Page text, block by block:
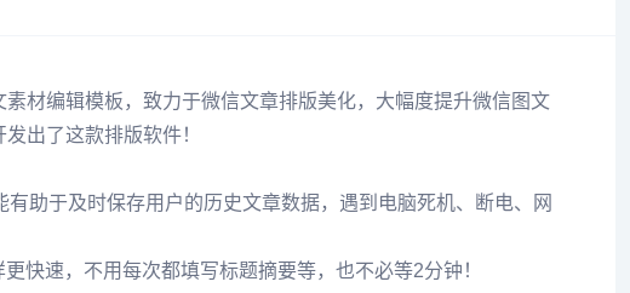
材编辑模板，致力于微信文章排版美化，大幅度提升微信图文
出了这款排版软件！
助于及时保存用户的历史文章数据，遇到电脑死机、断电、网
速，不用每次都填写标题摘要等，也不必等2分钟！